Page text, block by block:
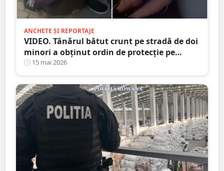
ANCHETE ȘI REPORTAJE
VIDEO. Tânărul bătut crunt pe stradă de doi
minori a obținut ordin de protecție pe
durată MAXIMĂ
15 mai 2026